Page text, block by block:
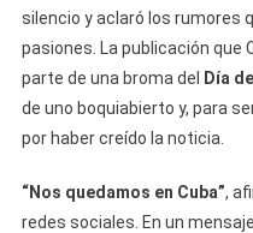
silencio y aclaró los rumores
pasiones. La publicación que
parte de una broma del
Día
de uno boquiabierto y, para
por haber creído la noticia.
“Nos quedamos en Cuba”,
redes sociales. En un